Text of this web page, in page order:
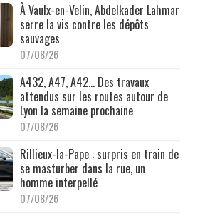
À Vaulx-en-Velin, Abdelkader Lahmar
serre la vis contre les dépôts
sauvages
07/08/26
A432, A47, A42… Des travaux
attendus sur les routes autour de
Lyon la semaine prochaine
07/08/26
Rillieux-la-Pape : surpris en train de
se masturber dans la rue, un
homme interpellé
07/08/26